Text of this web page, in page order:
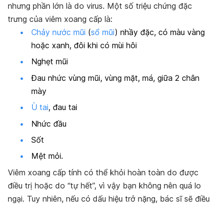
nhưng phần lớn là do virus. Một số triệu chứng đặc
trưng của viêm xoang cấp là:
Chảy nước mũi (sổ mũi) nhầy đặc, có màu vàng
hoặc xanh, đôi khi có mùi hôi
Nghẹt mũi
Đau nhức vùng mũi, vùng mặt, má, giữa 2 chân
mày
Ù tai, đau tai
Nhức đầu
Sốt
Mệt mỏi.
Viêm xoang cấp tính có thể khỏi hoàn toàn do được
điều trị hoặc do “tự hết”, vì vậy bạn không nên quá lo
ngại. Tuy nhiên, nếu có dấu hiệu trở nặng, bác sĩ sẽ điều